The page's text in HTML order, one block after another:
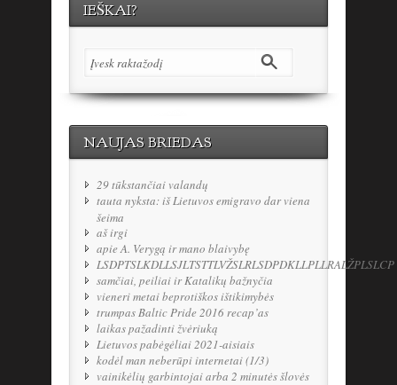
IEŠKAI?
NAUJAS BRIEDAS
29 tūkstančiai valandų
tauta nyksta: iš Lietuvos emigravo dar viena
šeima
aš irgi
apie A. Verygą ir mano blaivybę
LSDPTSLKDLLSJLTSTTLVŽSLRLSDPDKLLPLLRALŽPLSLCP
samčiai, peiliai ir Katalikų bažnyčia
vieneri metai beprotiškos ištikimybės
trumpas Baltic Pride 2016 recap’as
laikas pažadinti žvėriuką
Lietuvos pabėgėliai 2021-aisiais
kodėl man neberūpi internetai (1/3)
vainikėlių garbintojai arba 2 minutės šlovės